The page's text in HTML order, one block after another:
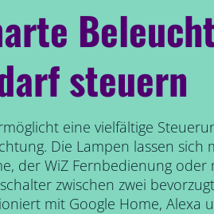
steuern
eine vielfältige
Die Lampen lassen
der WiZ Fernbedienung
zwischen zwei
mit Google Home, Alexa